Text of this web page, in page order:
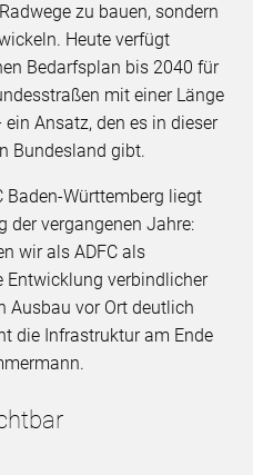
zu bauen, sondern
Heute verfügt
Bedarfsplan bis 2040 für
mit einer Länge
Ansatz, den es in dieser
Bundesland gibt.
Baden-Württemberg liegt
der vergangenen Jahre:
wir als ADFC als
Entwicklung verbindlicher
Ausbau vor Ort deutlich
die Infrastruktur am Ende